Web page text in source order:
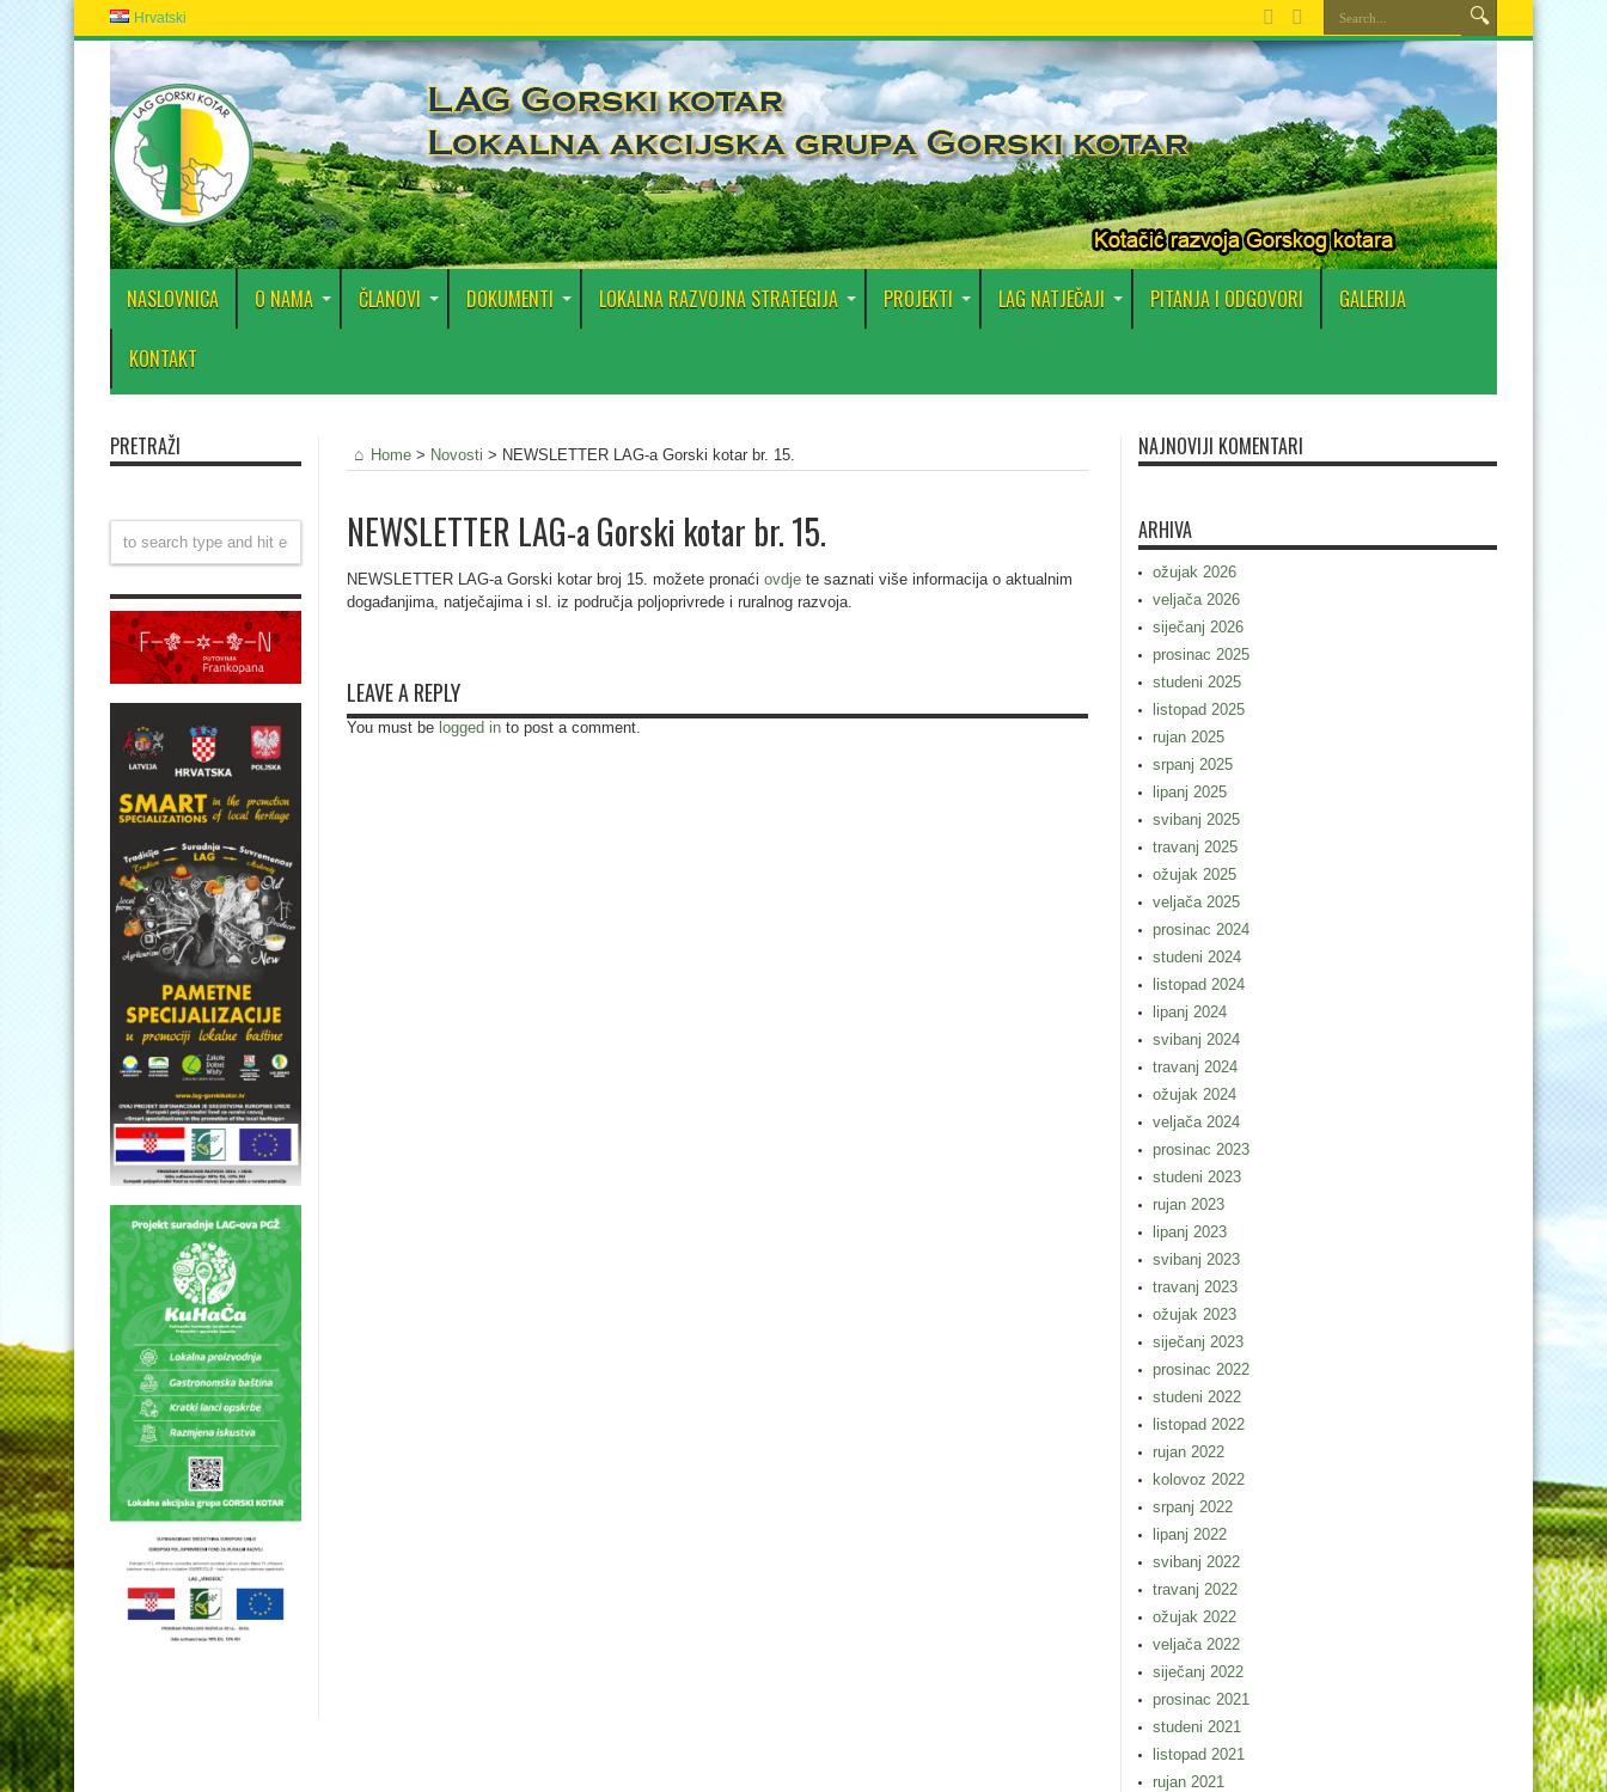
Hrvatski
NASLOVNICA O NAMA ČLANOVI DOKUMENTI LOKALNA RAZVOJNA STRATEGIJA PROJEKTI LAG NATJEČAJI PITANJA I ODGOVORI GALERIJA
KONTAKT
Home > Novosti > NEWSLETTER LAG-a Gorski kotar br. 15.
NEWSLETTER LAG-a Gorski kotar br. 15.
NEWSLETTER LAG-a Gorski kotar broj 15. možete pronaći ovdje te saznati više informacija o aktualnim
događanjima, natječajima i sl. iz područja poljoprivrede i ruralnog razvoja.
LEAVE A REPLY
You must be logged in to post a comment.
PRETRAŽI NAJNOVIJI KOMENTARI
ARHIVA
ožujak 2026
veljača 2026
siječanj 2026
prosinac 2025
studeni 2025
listopad 2025
rujan 2025
srpanj 2025
lipanj 2025
svibanj 2025
travanj 2025
ožujak 2025
veljača 2025
prosinac 2024
studeni 2024
listopad 2024
lipanj 2024
svibanj 2024
travanj 2024
ožujak 2024
veljača 2024
prosinac 2023
studeni 2023
rujan 2023
lipanj 2023
svibanj 2023
travanj 2023
ožujak 2023
siječanj 2023
prosinac 2022
studeni 2022
listopad 2022
rujan 2022
kolovoz 2022
srpanj 2022
lipanj 2022
svibanj 2022
travanj 2022
ožujak 2022
veljača 2022
siječanj 2022
prosinac 2021
studeni 2021
listopad 2021
rujan 2021